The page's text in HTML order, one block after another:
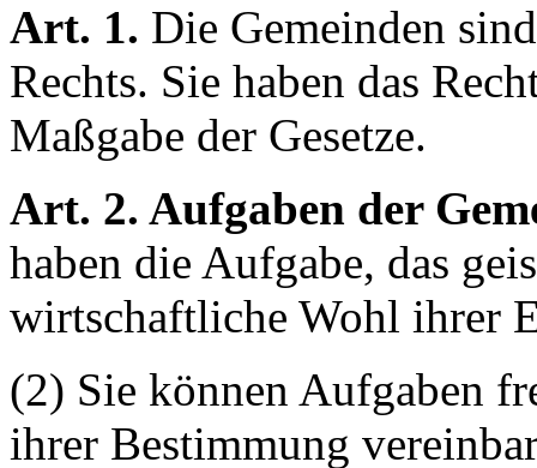
Art. 1. Die Gemeinden
Rechts. Sie haben das
Maßgabe der Gesetze.
Art. 2. Aufgaben der
haben die Aufgabe, das
wirtschaftliche Wohl ihrer
(2) Sie können Aufgaben
ihrer Bestimmung